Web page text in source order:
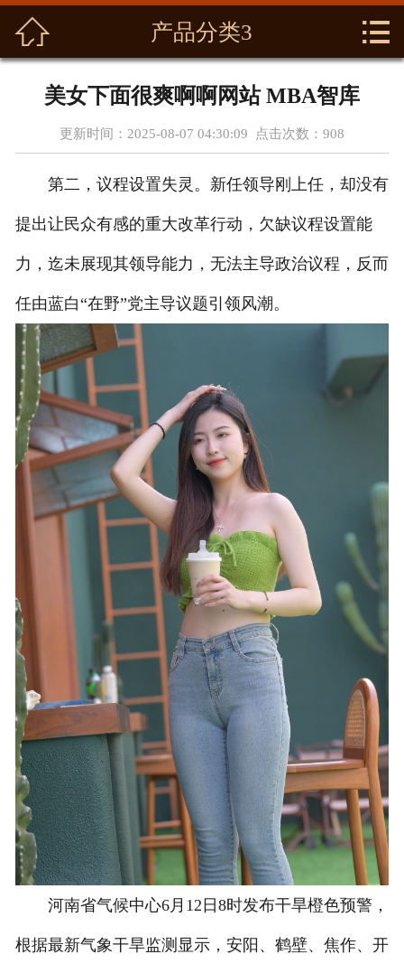
养生功效
资质荣誉
基地展示
 产品分类3 
美女下面很爽啊啊网站 MBA智库
更新时间：2025-08-07 04:30:09 点击次数： 908
第二，议程设置失灵。新任领导刚上任，却没有
提出让民众有感的重大改革行动，欠缺议程设置能
力，迄未展现其领导能力，无法主导政治议程，反而
任由蓝白“在野”党主导议题引领风潮。
河南省气候中心6月12日8时发布干旱橙色预警，
根据最新气象干旱监测显示，安阳、鹤壁、焦作、开